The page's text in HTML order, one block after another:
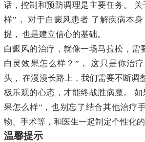
话，控制和预防调理是主要任务。
样”， 对于白癜风患者 了解疾病本
提， 也是建立信心的基础。
白癜风的治疗，就像一场马拉松，需
白灵效果怎么样？”， 这只是你治
头， 在漫漫长路上，我们需要不断调
极乐观的心态，才能终战胜病魔。
果怎么样”，也别忘了结合其他治疗
物、手术等，和医生一起制定个性化的
温馨提示